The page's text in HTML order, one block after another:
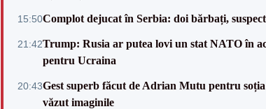
15:50Complot dejucat în Serbia: doi bărbați,
21:42Trump: Rusia ar putea lovi un stat NATO în
pentru Ucraina
20:43Gest superb făcut de Adrian Mutu pentru
văzut imaginile